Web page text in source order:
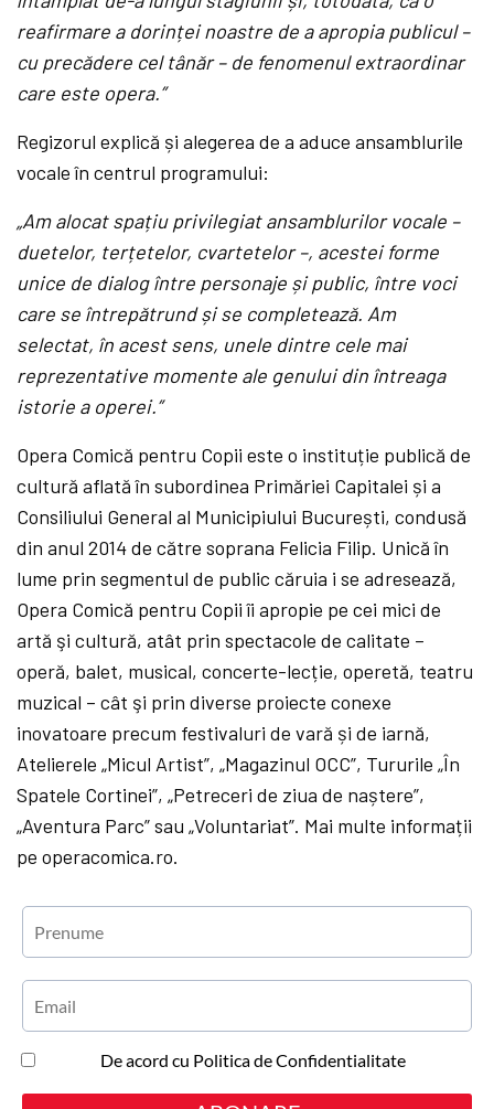
reafirmare a dorinței noastre de a apropia publicul –
cu precădere cel tânăr – de fenomenul extraordinar
care este opera.”
Regizorul explică și alegerea de a aduce ansamblurile
vocale în centrul programului:
„Am alocat spațiu privilegiat ansamblurilor vocale –
duetelor, terțetelor, cvartetelor –, acestei forme
unice de dialog între personaje și public, între voci
care se întrepătrund și se completează. Am
selectat, în acest sens, unele dintre cele mai
reprezentative momente ale genului din întreaga
istorie a operei.”
Opera Comică pentru Copii este o instituție publică de
cultură aflată în subordinea Primăriei Capitalei și a
Consiliului General al Municipiului București, condusă
din anul 2014 de către soprana Felicia Filip. Unică în
lume prin segmentul de public căruia i se adresează,
Opera Comică pentru Copii îi apropie pe cei mici de
artă şi cultură, atât prin spectacole de calitate –
operă, balet, musical, concerte-lecție, operetă, teatru
muzical – cât şi prin diverse proiecte conexe
inovatoare precum festivaluri de vară și de iarnă,
Atelierele „Micul Artist”, „Magazinul OCC”, Tururile „În
Spatele Cortinei”, „Petreceri de ziua de naștere”,
„Aventura Parc” sau „Voluntariat”. Mai multe informații
pe operacomica.ro.